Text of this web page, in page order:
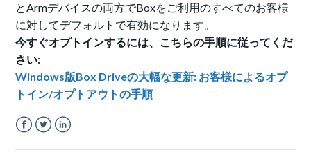
とArmデバイスの両方でBoxをご利用のすべてのお客様
に対してデフォルトで有効になります。
今すぐオプトインするには、こちらの手順に従ってくだ
さい:
Windows版Box Driveの大幅な更新: お客様によるオプ
トイン/オプトアウトの手順